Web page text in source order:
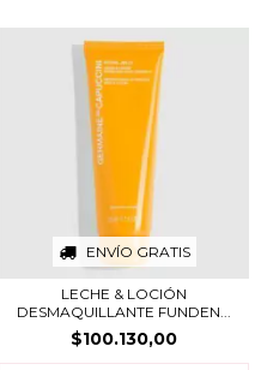
ENVÍO GRATIS
LECHE & LOCIÓN
DESMAQUILLANTE FUNDEN...
$100.130,00